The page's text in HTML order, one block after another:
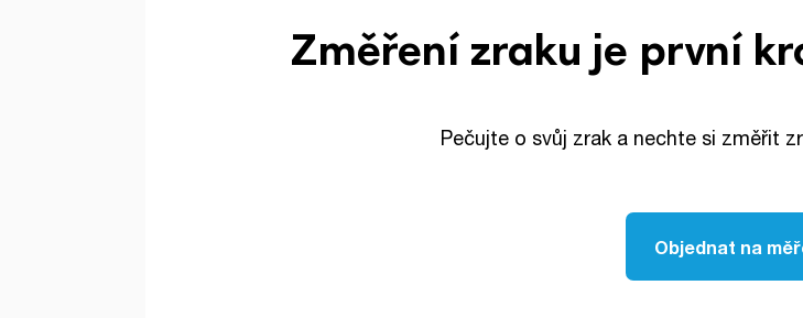
Změření zraku je první
Pečujte o svůj zrak a nechte si změřit
Objednat na